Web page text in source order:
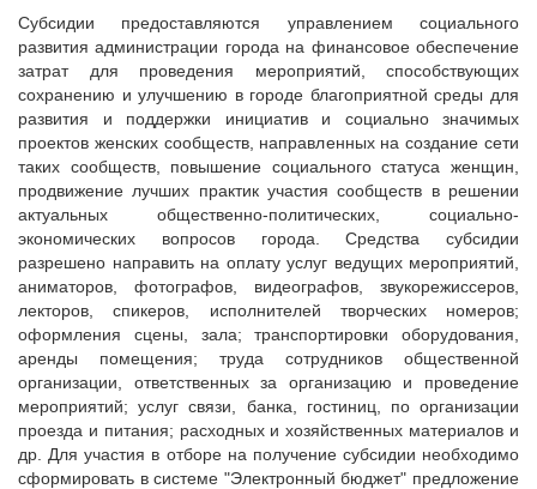
Субсидии предоставляются управлением социального
развития администрации города на финансовое обеспечение
затрат для проведения мероприятий, способствующих
сохранению и улучшению в городе благоприятной среды для
развития и поддержки инициатив и социально значимых
проектов женских сообществ, направленных на создание сети
таких сообществ, повышение социального статуса женщин,
продвижение лучших практик участия сообществ в решении
актуальных общественно-политических, социально-
экономических вопросов города. Средства субсидии
разрешено направить на оплату услуг ведущих мероприятий,
аниматоров, фотографов, видеографов, звукорежиссеров,
лекторов, спикеров, исполнителей творческих номеров;
оформления сцены, зала; транспортировки оборудования,
аренды помещения; труда сотрудников общественной
организации, ответственных за организацию и проведение
мероприятий; услуг связи, банка, гостиниц, по организации
проезда и питания; расходных и хозяйственных материалов и
др. Для участия в отборе на получение субсидии необходимо
сформировать в системе "Электронный бюджет" предложение